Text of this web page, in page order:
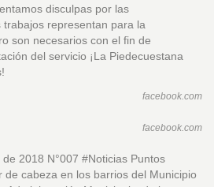
disculpas por las
representan para la
son necesarios con el fin de
del servicio ¡La Piedecuestana
facebook.com
facebook.com
2018 N°007 #Noticias Puntos
cabeza en los barrios del Municipio